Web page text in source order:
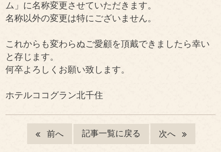
ム」に名称変更させていただきます。
名称以外の変更は特にございません。
これからも変わらぬご愛顧を頂戴できましたら幸い
と存じます。
何卒よろしくお願い致します。
ホテルココグラン北千住
前へ 記事一覧に戻る 次へ